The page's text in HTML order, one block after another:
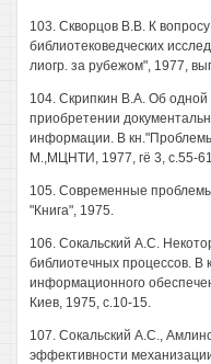
103. Скворцов B.B. К
библиотековедческих
лиогр. за рубежом", 1977,
104. Скрипкин В.А. Об
приобретении
информации. В
М.,МЦНТИ, 1977, гё 3, с.55-
105. Современные
"Книга", 1975.
106. Сокальский A.C.
библиотечных процессов. В
информационного
Киев, 1975, с.10-15.
107. Сокальский A.C.,
эффективности